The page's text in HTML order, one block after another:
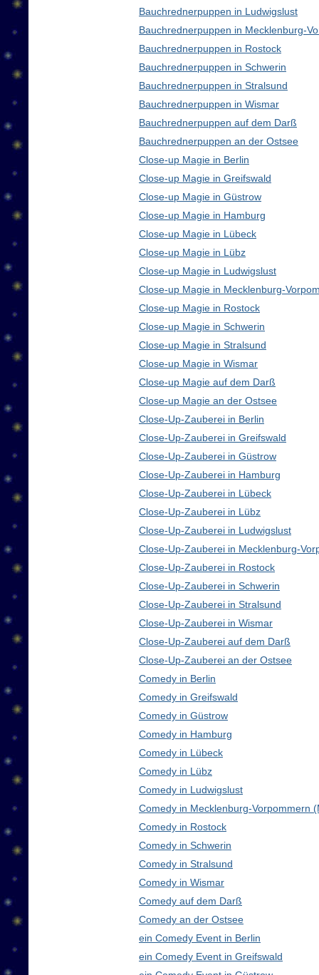
Bauchrednerpuppen in Ludwigslust
Bauchrednerpuppen in Mecklenburg-
Bauchrednerpuppen in Rostock
Bauchrednerpuppen in Schwerin
Bauchrednerpuppen in Stralsund
Bauchrednerpuppen in Wismar
Bauchrednerpuppen auf dem Darß
Bauchrednerpuppen an der Ostsee
Close-up Magie in Berlin
Close-up Magie in Greifswald
Close-up Magie in Güstrow
Close-up Magie in Hamburg
Close-up Magie in Lübeck
Close-up Magie in Lübz
Close-up Magie in Ludwigslust
Close-up Magie in Mecklenburg-
Close-up Magie in Rostock
Close-up Magie in Schwerin
Close-up Magie in Stralsund
Close-up Magie in Wismar
Close-up Magie auf dem Darß
Close-up Magie an der Ostsee
Close-Up-Zauberei in Berlin
Close-Up-Zauberei in Greifswald
Close-Up-Zauberei in Güstrow
Close-Up-Zauberei in Hamburg
Close-Up-Zauberei in Lübeck
Close-Up-Zauberei in Lübz
Close-Up-Zauberei in Ludwigslust
Close-Up-Zauberei in Mecklenburg-
Close-Up-Zauberei in Rostock
Close-Up-Zauberei in Schwerin
Close-Up-Zauberei in Stralsund
Close-Up-Zauberei in Wismar
Close-Up-Zauberei auf dem Darß
Close-Up-Zauberei an der Ostsee
Comedy in Berlin
Comedy in Greifswald
Comedy in Güstrow
Comedy in Hamburg
Comedy in Lübeck
Comedy in Lübz
Comedy in Ludwigslust
Comedy in Mecklenburg-Vorpommern
Comedy in Rostock
Comedy in Schwerin
Comedy in Stralsund
Comedy in Wismar
Comedy auf dem Darß
Comedy an der Ostsee
ein Comedy Event in Berlin
ein Comedy Event in Greifswald